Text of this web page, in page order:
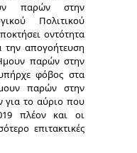
παρών στην
Πολιτικού
οντότητα
την απογοήτευση
παρών στην
φόβος στα
παρών στην
για το αύριο που
πλέον και οι
επιτακτικές